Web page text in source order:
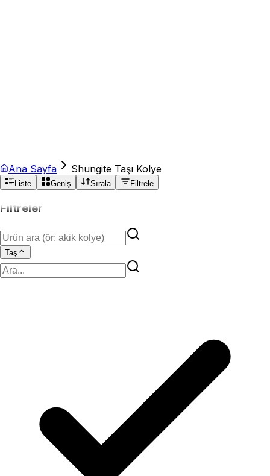
Ana Sayfa Shungite Taşı Kolye
Liste Geniş Sırala Filtrele
Filtreler
Taş